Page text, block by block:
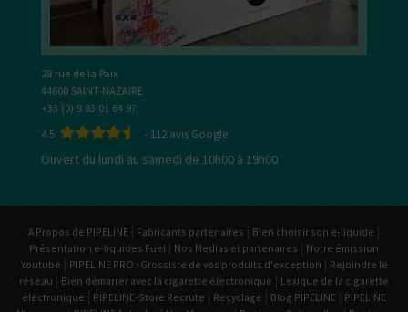
28 rue de la Paix
44600 SAINT-NAZAIRE
+33 (0) 9 83 01 64 97
4.5 - 112 avis Google
Ouvert du lundi au samedi de 10h00 à 19h00
A Propos de PIPELINE | Fabricants partenaires | Bien choisir son e-liquide |
Présentation e-liquides Fuel | Nos Medias et partenaires | Notre émission
Youtube | PIPELINE PRO : Grossiste de vos produits d'exception | Rejoindre le
réseau | Bien démarrer avec la cigarette électronique | Lexique de la cigarette
électronique | PIPELINE-Store Recrute | Recyclage | Blog PIPELINE | PIPELINE